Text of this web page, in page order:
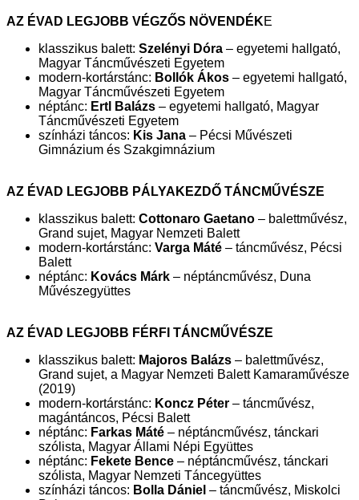
AZ ÉVAD LEGJOBB VÉGZŐS NÖVENDÉKE
klasszikus balett: Szelényi Dóra – egyetemi hallgató,
Magyar Táncművészeti Egyetem
modern-kortárstánc: Bollók Ákos – egyetemi hallgató,
Magyar Táncművészeti Egyetem
néptánc: Ertl Balázs – egyetemi hallgató, Magyar
Táncművészeti Egyetem
színházi táncos: Kis Jana – Pécsi Művészeti
Gimnázium és Szakgimnázium
AZ ÉVAD LEGJOBB PÁLYAKEZDŐ TÁNCMŰVÉSZE
klasszikus balett: Cottonaro Gaetano – balettművész,
Grand sujet, Magyar Nemzeti Balett
modern-kortárstánc: Varga Máté – táncművész, Pécsi
Balett
néptánc: Kovács Márk – néptáncművész, Duna
Művészegyüttes
AZ ÉVAD LEGJOBB FÉRFI TÁNCMŰVÉSZE
klasszikus balett: Majoros Balázs – balettművész,
Grand sujet, a Magyar Nemzeti Balett Kamaraművésze
(2019)
modern-kortárstánc: Koncz Péter – táncművész,
magántáncos, Pécsi Balett
néptánc: Farkas Máté – néptáncművész, tánckari
szólista, Magyar Állami Népi Együttes
néptánc: Fekete Bence – néptáncművész, tánckari
szólista, Magyar Nemzeti Táncegyüttes
színházi táncos: Bolla Dániel – táncművész, Miskolci